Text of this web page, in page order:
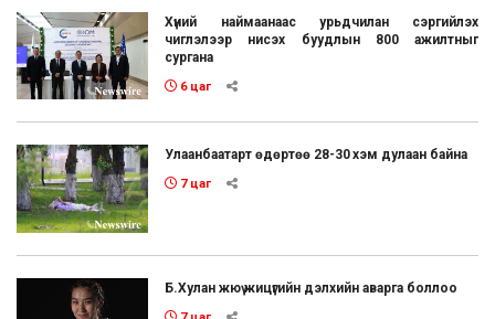
Хүний наймаанаас урьдчилан сэргийлэх
чиглэлээр нисэх буудлын 800 ажилтныг
сургана
6 цаг
Улаанбаатарт өдөртөө 28-30 хэм дулаан байна
7 цаг
Б.Хулан жюү жицүгийн дэлхийн аварга боллоо